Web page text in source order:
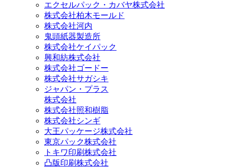
エクセルパック・カバヤ株式会社
株式会社柏木モールド
株式会社河内
鬼頭紙器製造所
株式会社ケイパック
興和紡株式会社
株式会社ゴードー
株式会社サガシキ
ジャパン・プラス
株式会社
株式会社照和樹脂
株式会社シンギ
大王パッケージ株式会社
東京パック株式会社
トキワ印刷株式会社
凸版印刷株式会社